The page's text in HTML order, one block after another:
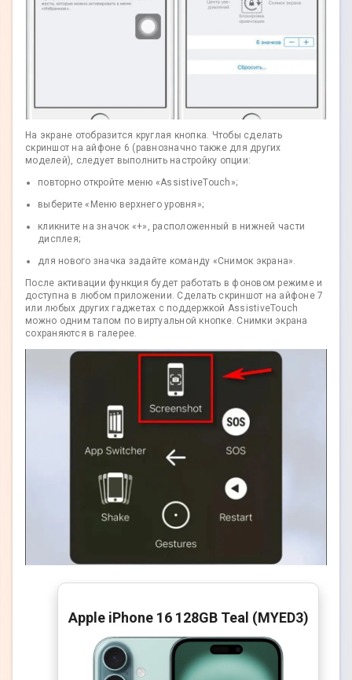
На экране отобразится круглая кнопка. Чтобы сделать
скриншот на айфоне 6 (равнозначно также для других
моделей), следует выполнить настройку опции:
повторно откройте меню «AssistiveTouch»;
выберите «Меню верхнего уровня»;
кликните на значок «+», расположенный в нижней части
дисплея;
для нового значка задайте команду «Снимок экрана».
После активации функция будет работать в фоновом режиме и
доступна в любом приложении. Сделать скриншот на айфоне 7
или любых других гаджетах с поддержкой AssistiveTouch
можно одним тапом по виртуальной кнопке. Снимки экрана
сохраняются в галерее.
Apple iPhone 16 128GB Teal (MYED3)